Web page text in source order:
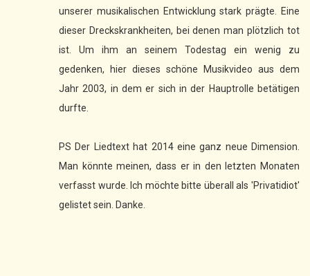
unserer musikalischen Entwicklung stark prägte. Eine
dieser Dreckskrankheiten, bei denen man plötzlich tot
ist. Um ihm an seinem Todestag ein wenig zu
gedenken, hier dieses schöne Musikvideo aus dem
Jahr 2003, in dem er sich in der Hauptrolle betätigen
durfte.
PS Der Liedtext hat 2014 eine ganz neue Dimension.
Man könnte meinen, dass er in den letzten Monaten
verfasst wurde. Ich möchte bitte überall als 'Privatidiot'
gelistet sein. Danke.